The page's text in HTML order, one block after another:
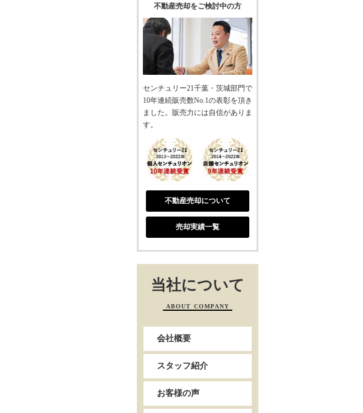
不動産売却をご検討中の方
センチュリー21千葉・茨城部門で
10年連続販売数No.1の表彰を頂き
ました。販売力には自信がありま
す。
不動産売却について
売却実績一覧
当社について
ABOUT COMPANY
会社概要
スタッフ紹介
お客様の声